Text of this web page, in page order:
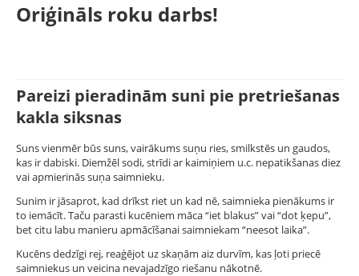
Oriģināls roku darbs!
Pareizi pieradinām suni pie pretriešanas
kakla siksnas
Suns vienmēr būs suns, vairākums suņu ries, smilkstēs un gaudos,
kas ir dabiski. Diemžēl sodi, strīdi ar kaimiņiem u.c. nepatikšanas diez
vai apmierinās suņa saimnieku.
Sunim ir jāsaprot, kad drīkst riet un kad nē, saimnieka pienākums ir
to iemācīt. Taču parasti kucēniem māca “iet blakus” vai “dot ķepu”,
bet citu labu manieru apmācīšanai saimniekam “neesot laika”.
Kucēns dedzīgi rej, reaģējot uz skaņām aiz durvīm, kas ļoti priecē
saimniekus un veicina nevajadzīgo riešanu nākotnē.